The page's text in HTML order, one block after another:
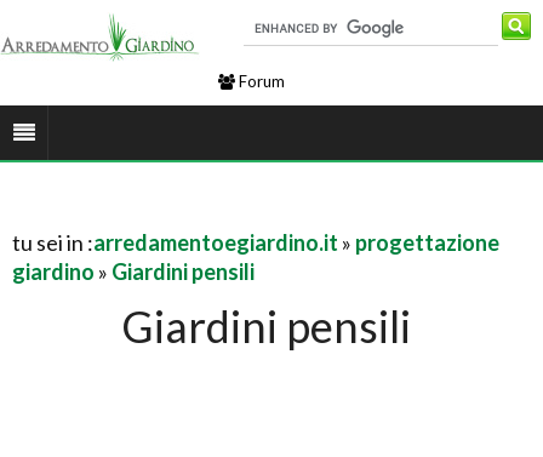
Forum
tu sei in :arredamentoegiardino.it » progettazione
giardino » Giardini pensili
Giardini pensili